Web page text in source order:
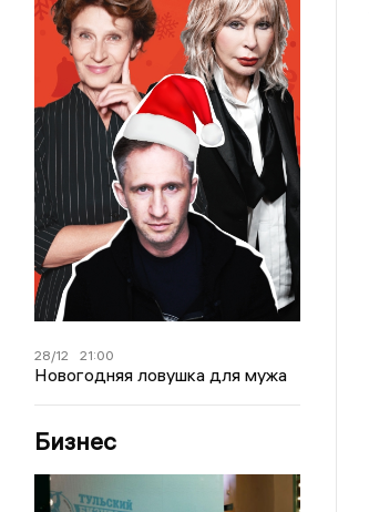
28/12 21:00
Новогодняя ловушка для мужа
Бизнес